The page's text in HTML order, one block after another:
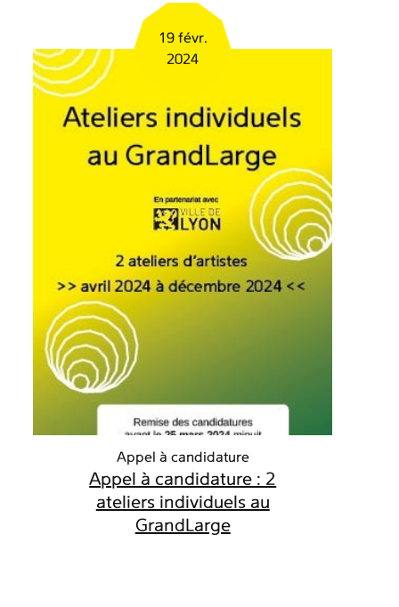
19 févr.
2024
Appel à candidature
Appel à candidature : 2
ateliers individuels au
GrandLarge